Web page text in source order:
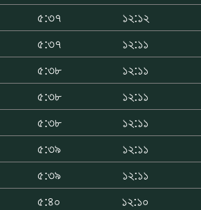
৫:৩৭ ১২:১২
৫:৩৭ ১২:১১
৫:৩৮ ১২:১১
৫:৩৮ ১২:১১
৫:৩৮ ১২:১১
৫:৩৯ ১২:১১
৫:৩৯ ১২:১১
৫:৪০ ১২:১০